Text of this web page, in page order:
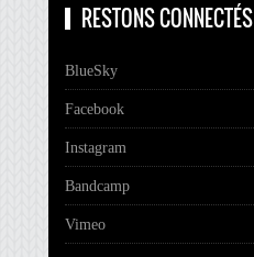
RESTONS CONNECTÉS
BlueSky
Facebook
Instagram
Bandcamp
Vimeo